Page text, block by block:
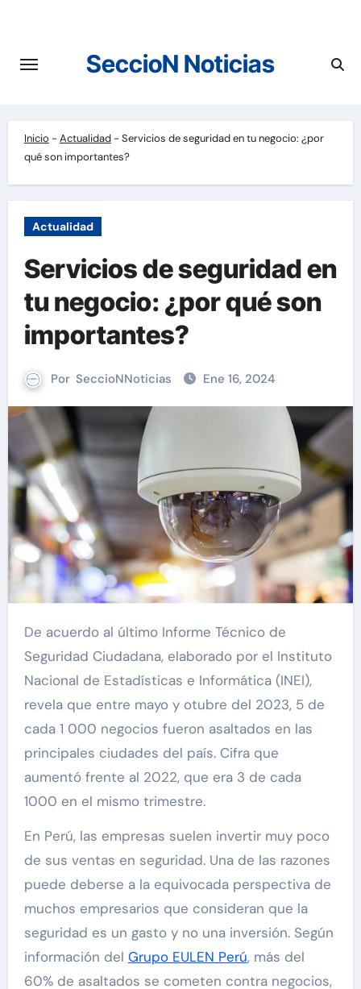
contenido
SeccioN Noticias
Inicio - Actualidad- Servicios de seguridad en tu negocio: ¿por
qué son importantes?
Actualidad
Servicios de seguridad en
tu negocio: ¿por qué son
importantes?
Por SeccioNNoticias Ene 16, 2024
De acuerdo al último Informe Técnico de
Seguridad Ciudadana, elaborado por el Instituto
Nacional de Estadísticas e Informática (INEI),
revela que entre mayo y otubre del 2023, 5 de
cada 1 000 negocios fueron asaltados en las
principales ciudades del país. Cifra que
aumentó frente al 2022, que era 3 de cada
1000 en el mismo trimestre.
En Perú, las empresas suelen invertir muy poco
de sus ventas en seguridad. Una de las razones
puede deberse a la equivocada perspectiva de
muchos empresarios que consideran que la
seguridad es un gasto y no una inversión. Según
información del Grupo EULEN Perú, más del
60% de asaltados se cometen contra negocios,